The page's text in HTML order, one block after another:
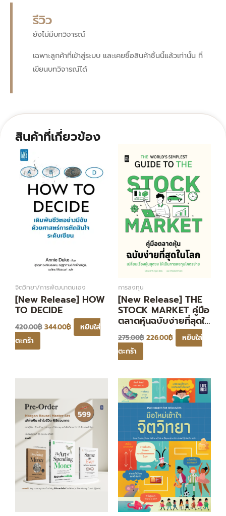
รีวิว
ยังไม่มีบทวิจารณ์
เฉพาะลูกค้าที่เข้าสู่ระบบ และเคยซื้อสินค้าชิ้นนี้แล้วเท่านั้น ที่
เขียนบทวิจารณ์ได้
สินค้าที่เกี่ยวข้อง
จิตวิทยา/การพัฒนาตนเอง
[New Release] HOW
TO DECIDE
420.00฿
was:
420.00฿.
344.00฿
is:
344.00฿.
หยิบใส่
ตะกร้า
การลงทุน
[New Release] THE
STOCK MARKET คู่มือ
ตลาดหุ้นฉบับง่ายที่สุดใน
โลก
275.00฿
price
was:
275.00฿.
226.00฿
price
is:
226.00฿.
หยิบใส่
ตะกร้า
was:
901.00฿.
599.00฿.
Original
price
was:
345.00฿.
Current
price
is:
283.00฿.